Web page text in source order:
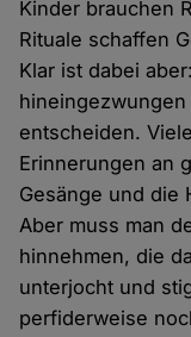
Kinder brauchen
Rituale schaffen
Klar ist dabei
entscheiden.
Erinnerungen an
Gesänge und die
Aber muss man
hinnehmen, die
unterjocht und
perfiderweise